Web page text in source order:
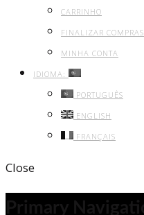
CARRINHO
FINALIZAR COMPRAS
MINHA CONTA
IDIOMA:
PORTUGUÊS
ENGLISH
FRANÇAIS
Close